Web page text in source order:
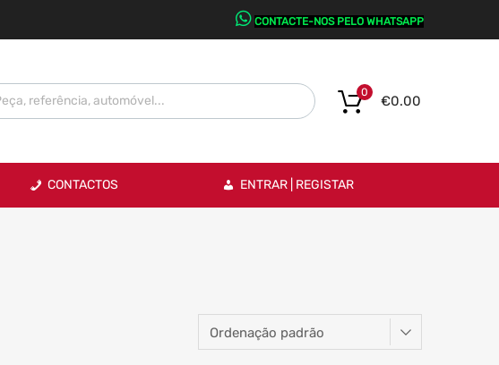
CONTACTE-NOS PELO WHATSAPP
€0.00
0
CONTACTOS ENTRAR | REGISTAR